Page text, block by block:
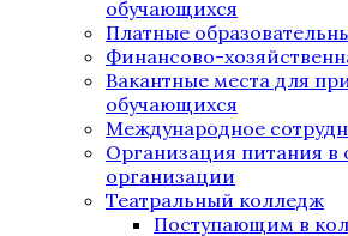
обучающихся
Платные
Финансово-
Вакантные места для
обучающихся
Международное
Организация питания в
организации
Театральный колледж
Поступающим в